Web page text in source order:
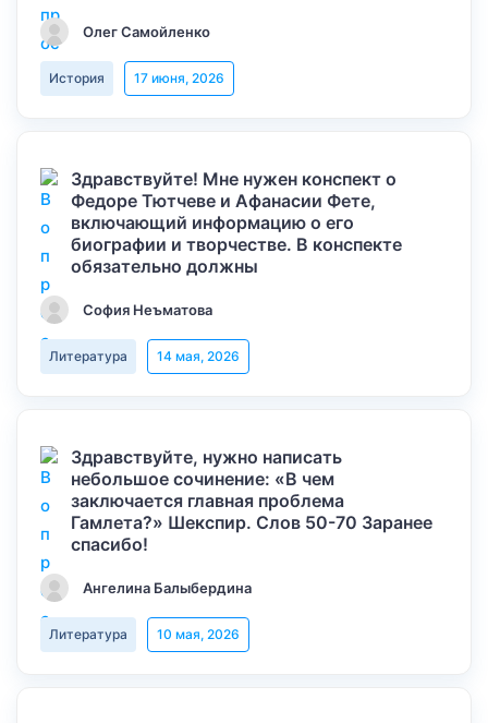
Олег Самойленко
История 17 июня, 2026
Здравствуйте! Мне нужен конспект о
Федоре Тютчеве и Афанасии Фете,
включающий информацию о его
биографии и творчестве. В конспекте
обязательно должны
София Неъматова
Литература 14 мая, 2026
Здравствуйте, нужно написать
небольшое сочинение: «В чем
заключается главная проблема
Гамлета?» Шекспир. Слов 50-70 Заранее
спасибо!
Ангелина Балыбердина
Литература 10 мая, 2026